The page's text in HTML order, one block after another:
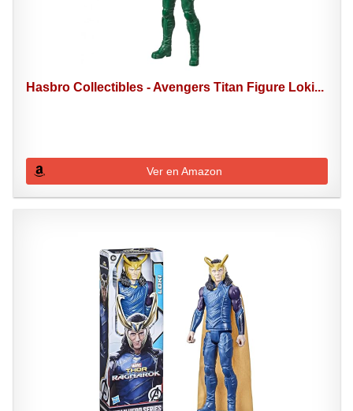
Hasbro Collectibles - Avengers Titan Figure Loki...
Ver en Amazon